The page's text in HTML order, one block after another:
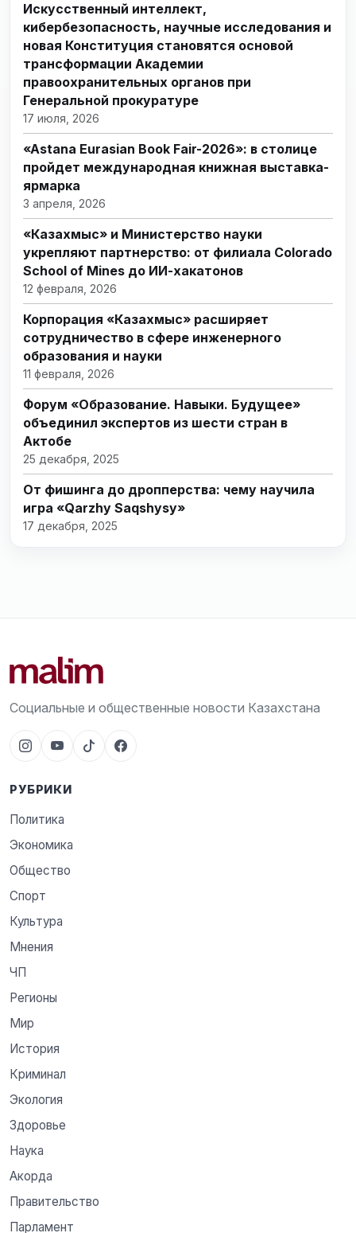
Искусственный интеллект,
кибербезопасность, научные исследования и
новая Конституция становятся основой
трансформации Академии
правоохранительных органов при
Генеральной прокуратуре
17 июля, 2026
«Astana Eurasian Book Fair-2026»: в столице
пройдет международная книжная выставка-
ярмарка
3 апреля, 2026
«Казахмыс» и Министерство науки
укрепляют партнерство: от филиала Colorado
School of Mines до ИИ-хакатонов
12 февраля, 2026
Корпорация «Казахмыс» расширяет
сотрудничество в сфере инженерного
образования и науки
11 февраля, 2026
Форум «Образование. Навыки. Будущее»
объединил экспертов из шести стран в
Актобе
25 декабря, 2025
От фишинга до дропперства: чему научила
игра «Qarzhy Saqshysy»
17 декабря, 2025
Социальные и общественные новости Казахстана
РУБРИКИ
Политика
Экономика
Общество
Спорт
Культура
Мнения
ЧП
Регионы
Мир
История
Криминал
Экология
Здоровье
Наука
Акорда
Правительство
Парламент